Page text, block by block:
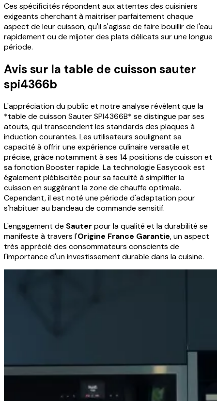
Ces spécificités répondent aux attentes des cuisiniers
exigeants cherchant à maitriser parfaitement chaque
aspect de leur cuisson, qu'il s'agisse de faire bouillir de l'eau
rapidement ou de mijoter des plats délicats sur une longue
période.
Avis sur la table de cuisson sauter
spi4366b
L'appréciation du public et notre analyse révèlent que la
*table de cuisson Sauter SPI4366B* se distingue par ses
atouts, qui transcendent les standards des plaques à
induction courantes. Les utilisateurs soulignent sa
capacité à offrir une expérience culinaire versatile et
précise, grâce notamment à ses 14 positions de cuisson et
sa fonction Booster rapide. La technologie Easycook est
également plébiscitée pour sa faculté à simplifier la
cuisson en suggérant la zone de chauffe optimale.
Cependant, il est noté une période d'adaptation pour
s'habituer au bandeau de commande sensitif.
L'engagement de Sauter pour la qualité et la durabilité se
manifeste à travers l'Origine France Garantie, un aspect
très apprécié des consommateurs conscients de
l'importance d'un investissement durable dans la cuisine.